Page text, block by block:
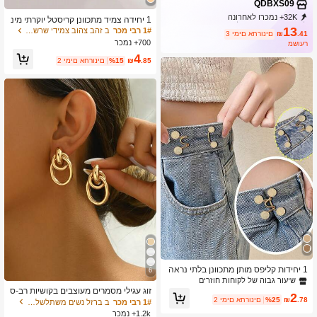
QDBXS09
32K+ נמכרו לאחרונה
₪13.41
3 ימים אחרונים
משוער
1 יחידות קליפס מותן מתכוונן בלתי נראה
(לא כולל קרטון)
שיעור גבוה של לקוחות חוזרים
₪2.78
%25 2 ימים אחרונים
1 יחידה צמיד מתכוונן קריסטל יוקרתי מינ
ימליסטי, מתאים ללבוש יומיומי לנשים, ל
פסטיבלים ולמסיבות
1# רבי מכר
ב זהב צהוב צמידי שרשרת לנשים
700+ נמכר
₪4.85
%15 2 ימים אחרונים
6
זוג עגילי מסמרים מעוצבים בקושיות רב-ס
יבובים בגוון זהב ממתכת לנשים, מינימלי
סטיים
1# רבי מכר
1.2k+ נמכר